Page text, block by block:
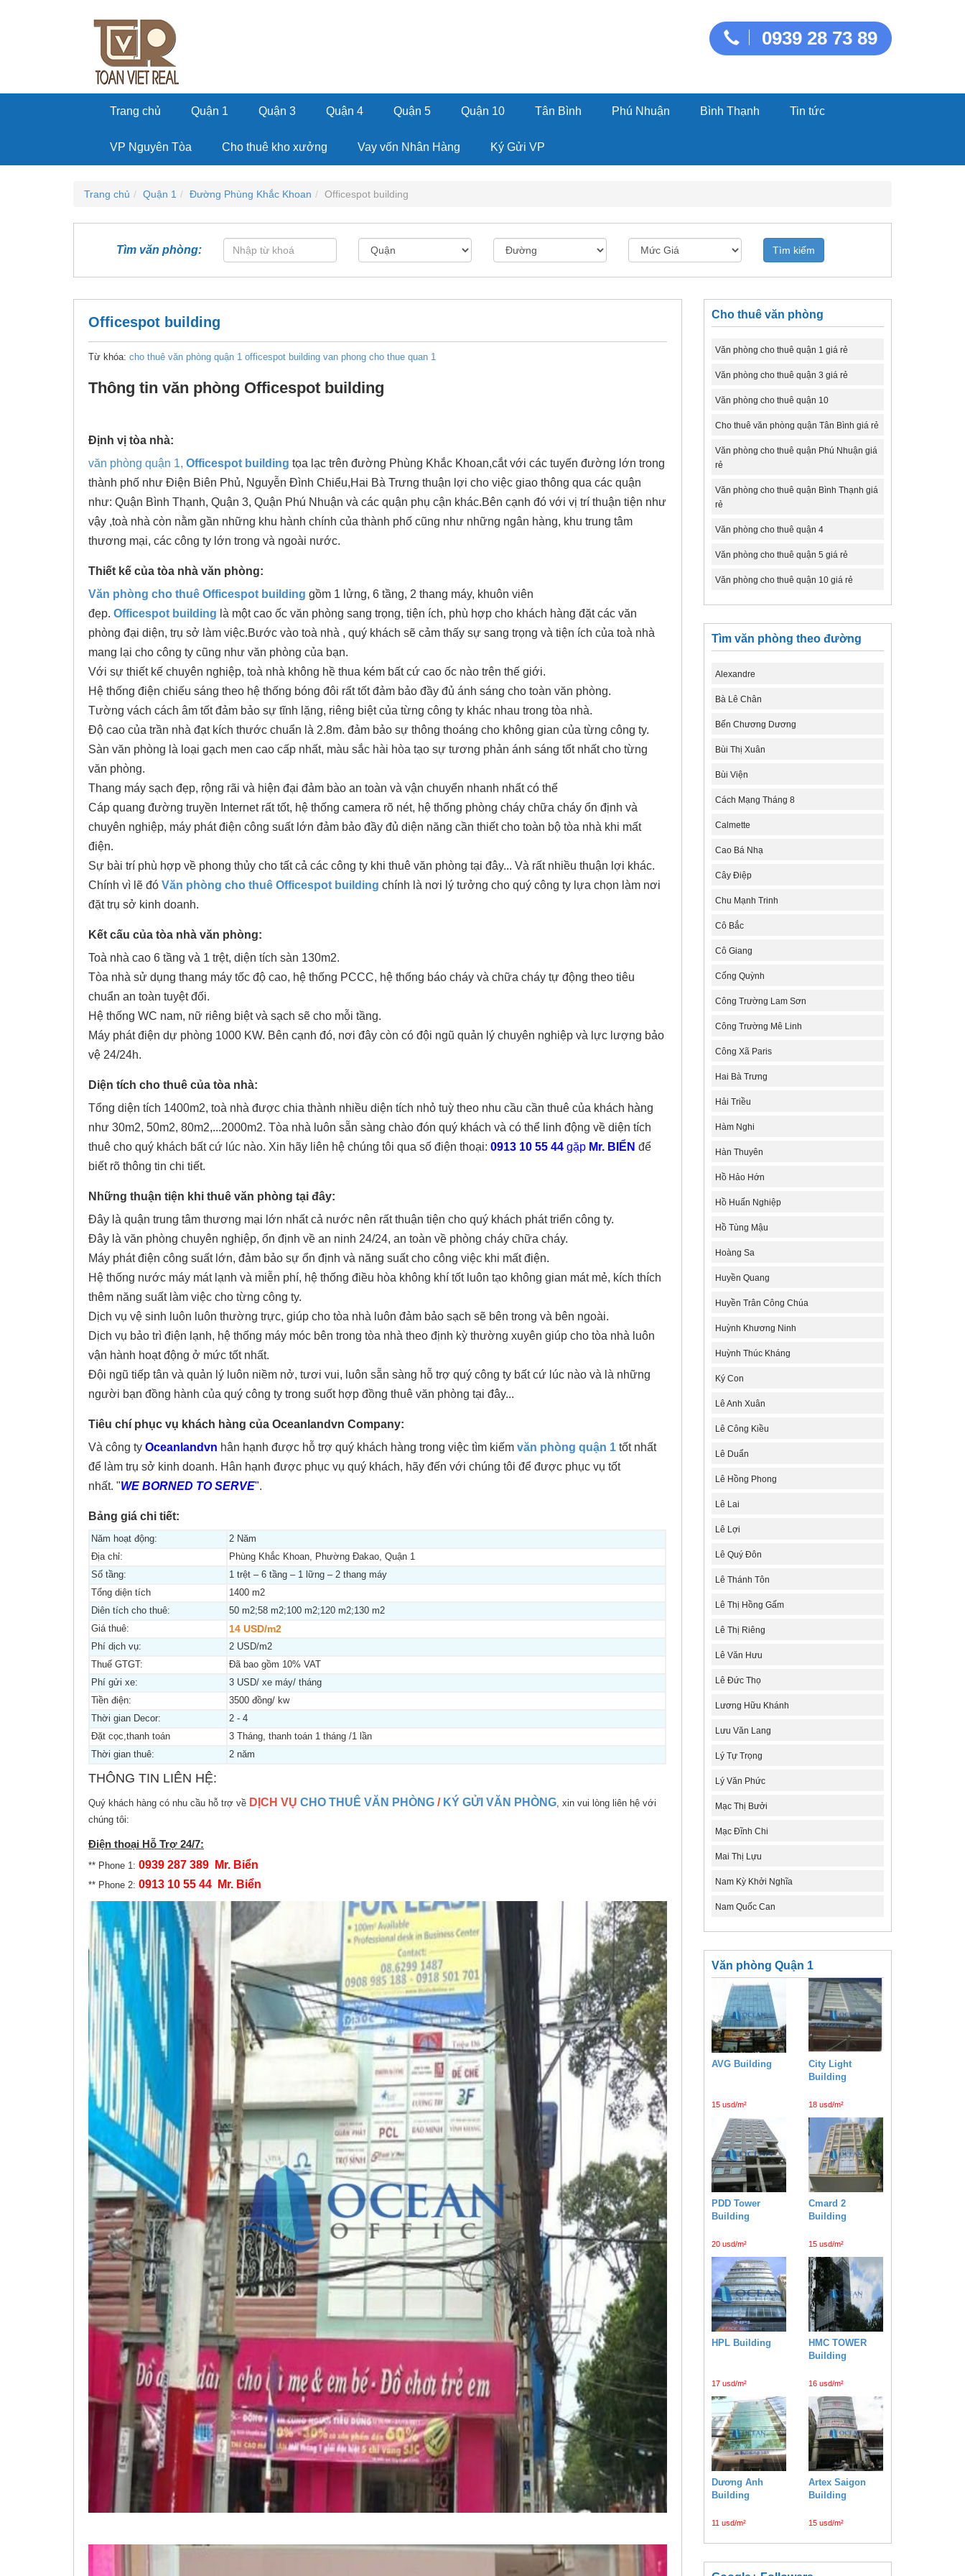
0939 28 73 89
Trang chủ Quận 1 Quận 3 Quận 4 Quận 5 Quận 10 Tân Bình Phú Nhuận Bình Thạnh Tin tức
VP Nguyên Tòa Cho thuê kho xưởng Vay vốn Nhân Hàng Ký Gửi VP
Trang chủ Quận 1 Đường Phùng Khắc Khoan Officespot building
Tìm văn phòng: Tìm kiếm
Officespot building
Từ khóa: cho thuê văn phòng quận 1 officespot building van phong cho thue quan 1
Thông tin văn phòng Officespot building
Định vị tòa nhà:
văn phòng quận 1, Officespot building tọa lạc trên đường Phùng Khắc Khoan,cắt với các tuyến đường lớn trong
thành phố như Điện Biên Phủ, Nguyễn Đình Chiểu,Hai Bà Trưng thuận lợi cho việc giao thông qua các quận
như: Quận Bình Thạnh, Quận 3, Quận Phú Nhuận và các quận phụ cận khác.Bên cạnh đó với vị trí thuận tiện như
vậy ,toà nhà còn nằm gần những khu hành chính của thành phố cũng như những ngân hàng, khu trung tâm
thương mại, các công ty lớn trong và ngoài nước.
Thiết kế của tòa nhà văn phòng:
Văn phòng cho thuê Officespot building gồm 1 lửng, 6 tầng, 2 thang máy, khuôn viên
đẹp. Officespot building là một cao ốc văn phòng sang trọng, tiện ích, phù hợp cho khách hàng đặt các văn
phòng đại diện, trụ sở làm việc.Bước vào toà nhà , quý khách sẽ cảm thấy sự sang trọng và tiện ích của toà nhà
mang lại cho công ty cũng như văn phòng của bạn.
Với sự thiết kế chuyên nghiệp, toà nhà không hề thua kém bất cứ cao ốc nào trên thế giới.
Hệ thống điện chiếu sáng theo hệ thống bóng đôi rất tốt đảm bảo đầy đủ ánh sáng cho toàn văn phòng.
Tường vách cách âm tốt đảm bảo sự tĩnh lặng, riêng biệt của từng công ty khác nhau trong tòa nhà.
Độ cao của trần nhà đạt kích thước chuẩn là 2.8m. đảm bảo sự thông thoáng cho không gian của từng công ty.
Sàn văn phòng là loại gạch men cao cấp nhất, màu sắc hài hòa tạo sự tương phản ánh sáng tốt nhất cho từng
văn phòng.
Thang máy sạch đẹp, rộng rãi và hiện đại đảm bào an toàn và vận chuyển nhanh nhất có thể
Cáp quang đường truyền Internet rất tốt, hệ thống camera rõ nét, hệ thống phòng cháy chữa cháy ổn định và
chuyên nghiệp, máy phát điện công suất lớn đảm bảo đầy đủ diện năng cần thiết cho toàn bộ tòa nhà khi mất
điện.
Sự bài trí phù hợp về phong thủy cho tất cả các công ty khi thuê văn phòng tại đây... Và rất nhiều thuận lợi khác.
Chính vì lẽ đó Văn phòng cho thuê Officespot building chính là nơi lý tưởng cho quý công ty lựa chọn làm nơi
đặt trụ sở kinh doanh.
Kết cấu của tòa nhà văn phòng:
Toà nhà cao 6 tầng và 1 trệt, diện tích sàn 130m2.
Tòa nhà sử dụng thang máy tốc độ cao, hệ thống PCCC, hệ thống báo cháy và chữa cháy tự động theo tiêu
chuẩn an toàn tuyệt đối.
Hệ thống WC nam, nữ riêng biệt và sạch sẽ cho mỗi tầng.
Máy phát điện dự phòng 1000 KW. Bên cạnh đó, nơi đây còn có đội ngũ quản lý chuyên nghiệp và lực lượng bảo
vệ 24/24h.
Diện tích cho thuê của tòa nhà:
Tổng diện tích 1400m2, toà nhà được chia thành nhiều diện tích nhỏ tuỳ theo nhu cầu cần thuê của khách hàng
như 30m2, 50m2, 80m2,...2000m2. Tòa nhà luôn sẵn sàng chào đón quý khách và có thể linh động về diện tích
thuê cho quý khách bất cứ lúc nào. Xin hãy liên hệ chúng tôi qua số điện thoại: 0913 10 55 44 gặp Mr. BIỂN để
biết rõ thông tin chi tiết.
Những thuận tiện khi thuê văn phòng tại đây:
Đây là quận trung tâm thương mại lớn nhất cả nước nên rất thuận tiện cho quý khách phát triển công ty.
Đây là văn phòng chuyên nghiệp, ổn định về an ninh 24/24, an toàn về phòng cháy chữa cháy.
Máy phát điện công suất lớn, đảm bảo sự ổn định và năng suất cho công việc khi mất điện.
Hệ thống nước máy mát lạnh và miễn phí, hệ thống điều hòa không khí tốt luôn tạo không gian mát mẻ, kích thích
thêm năng suất làm việc cho từng công ty.
Dịch vụ vệ sinh luôn luôn thường trực, giúp cho tòa nhà luôn đảm bảo sạch sẽ bên trong và bên ngoài.
Dịch vụ bảo trì điện lạnh, hệ thống máy móc bên trong tòa nhà theo định kỳ thường xuyên giúp cho tòa nhà luôn
vận hành hoạt động ở mức tốt nhất.
Đội ngũ tiếp tân và quản lý luôn niềm nở, tươi vui, luôn sẵn sàng hỗ trợ quý công ty bất cứ lúc nào và là những
người bạn đồng hành của quý công ty trong suốt hợp đồng thuê văn phòng tại đây...
Tiêu chí phục vụ khách hàng của Oceanlandvn Company:
Và công ty Oceanlandvn hân hạnh được hỗ trợ quý khách hàng trong việc tìm kiếm văn phòng quận 1 tốt nhất
để làm trụ sở kinh doanh. Hân hạnh được phục vụ quý khách, hãy đến với chúng tôi để được phục vụ tốt
nhất. "WE BORNED TO SERVE".
Bảng giá chi tiết:
Năm hoạt động:
2 Năm
Địa chỉ:
Phùng Khắc Khoan, Phường Đakao, Quận 1
Số tầng:
1 trệt – 6 tầng – 1 lững – 2 thang máy
Tổng diện tích
1400 m2
Diên tích cho thuê:
50 m2;58 m2;100 m2;120 m2;130 m2
Giá thuê:
14 USD/m2
Phí dịch vụ:
2 USD/m2
Thuế GTGT:
Đã bao gồm 10% VAT
Phí gửi xe:
3 USD/ xe máy/ tháng
Tiền điện:
3500 đồng/ kw
Thời gian Decor:
2 - 4
Đặt cọc,thanh toán
3 Tháng, thanh toán 1 tháng /1 lần
Thời gian thuê:
2 năm
THÔNG TIN LIÊN HỆ:
Quý khách hàng có nhu cầu hỗ trợ về DỊCH VỤ CHO THUÊ VĂN PHÒNG / KÝ GỬI VĂN PHÒNG, xin vui lòng liên hệ với
chúng tôi:
Điện thoại Hỗ Trợ 24/7:
** Phone 1: 0939 287 389 Mr. Biển
** Phone 2: 0913 10 55 44 Mr. Biển
Cho thuê văn phòng
Văn phòng cho thuê quận 1 giá rẻ
Văn phòng cho thuê quận 3 giá rẻ
Văn phòng cho thuê quận 10
Cho thuê văn phòng quận Tân Bình giá rẻ
Văn phòng cho thuê quận Phú Nhuận giá
rẻ
Văn phòng cho thuê quận Bình Thạnh giá
rẻ
Văn phòng cho thuê quận 4
Văn phòng cho thuê quận 5 giá rẻ
Văn phòng cho thuê quận 10 giá rẻ
Tìm văn phòng theo đường
Alexandre
Bà Lê Chân
Bến Chương Dương
Bùi Thị Xuân
Bùi Viện
Cách Mạng Tháng 8
Calmette
Cao Bá Nhạ
Cây Điệp
Chu Mạnh Trinh
Cô Bắc
Cô Giang
Cống Quỳnh
Công Trường Lam Sơn
Công Trường Mê Linh
Công Xã Paris
Hai Bà Trưng
Hải Triều
Hàm Nghi
Hàn Thuyên
Hồ Hảo Hớn
Hồ Huấn Nghiệp
Hồ Tùng Mậu
Hoàng Sa
Huyền Quang
Huyền Trân Công Chúa
Huỳnh Khương Ninh
Huỳnh Thúc Kháng
Ký Con
Lê Anh Xuân
Lê Công Kiều
Lê Duẩn
Lê Hồng Phong
Lê Lai
Lê Lợi
Lê Quý Đôn
Lê Thánh Tôn
Lê Thị Hồng Gấm
Lê Thị Riêng
Lê Văn Hưu
Lê Đức Thọ
Lương Hữu Khánh
Lưu Văn Lang
Lý Tự Trọng
Lý Văn Phức
Mạc Thị Bưởi
Mạc Đĩnh Chi
Mai Thị Lựu
Nam Kỳ Khởi Nghĩa
Nam Quốc Can
Văn phòng Quận 1
AVG Building
15 usd/m²
City Light
Building
18 usd/m²
PDD Tower
Building
20 usd/m²
Cmard 2
Building
15 usd/m²
HPL Building
17 usd/m²
HMC TOWER
Building
16 usd/m²
Dương Anh
Building
11 usd/m²
Artex Saigon
Building
15 usd/m²